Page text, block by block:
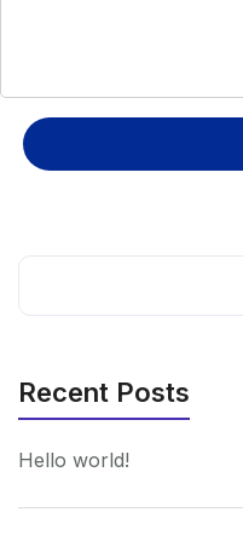
Recent Posts
Hello world!